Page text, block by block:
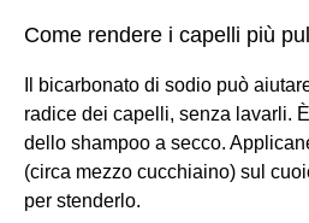
Come rendere i capelli più
Il bicarbonato di sodio può
radice dei capelli, senza lavarli.
dello shampoo a secco.
(circa mezzo cucchiaino) sul
per stenderlo.